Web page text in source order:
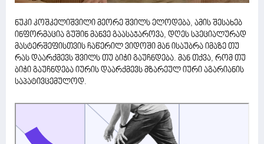
ნუკი კოშკელიშვილი მეორე შვილს ელოდება, ამის შესახებ
ინფორმაცია გუშინ მანვე გაასაჯაროვა, დღეს სპეციალურად
მასტერშეფისთვის ჩაწერილ ვიდოში მან ისაუბრა იმაზე თუ
რას დაარქმევს შვილს თუ ბიჭი გაუჩნდება. მან თქვა, რომ თუ
ბიჭი გაუჩნდება იურის დაარქმევს მზარეულ იური აგარიანის
საპატივცემულოდ.